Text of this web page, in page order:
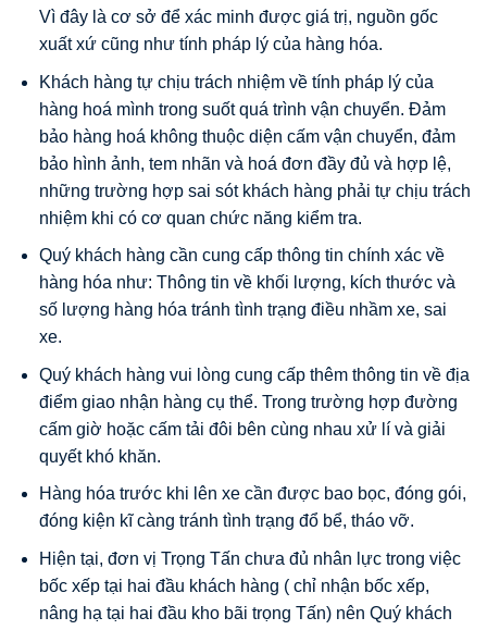
Vì đây là cơ sở để xác minh được giá trị, nguồn gốc
xuất xứ cũng như tính pháp lý của hàng hóa.
Khách hàng tự chịu trách nhiệm về tính pháp lý của
hàng hoá mình trong suốt quá trình vận chuyển. Đảm
bảo hàng hoá không thuộc diện cấm vận chuyển, đảm
bảo hình ảnh, tem nhãn và hoá đơn đầy đủ và hợp lệ,
những trường hợp sai sót khách hàng phải tự chịu trách
nhiệm khi có cơ quan chức năng kiểm tra.
Quý khách hàng cần cung cấp thông tin chính xác về
hàng hóa như: Thông tin về khối lượng, kích thước và
số lượng hàng hóa tránh tình trạng điều nhầm xe, sai
xe.
Quý khách hàng vui lòng cung cấp thêm thông tin về địa
điểm giao nhận hàng cụ thể. Trong trường hợp đường
cấm giờ hoặc cấm tải đôi bên cùng nhau xử lí và giải
quyết khó khăn.
Hàng hóa trước khi lên xe cần được bao bọc, đóng gói,
đóng kiện kĩ càng tránh tình trạng đổ bể, tháo vỡ.
Hiện tại, đơn vị Trọng Tấn chưa đủ nhân lực trong việc
bốc xếp tại hai đầu khách hàng ( chỉ nhận bốc xếp,
nâng hạ tại hai đầu kho bãi trọng Tấn) nên Quý khách